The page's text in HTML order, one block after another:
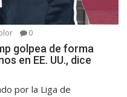
0
golpea de forma
en EE. UU., dice
por la Liga de